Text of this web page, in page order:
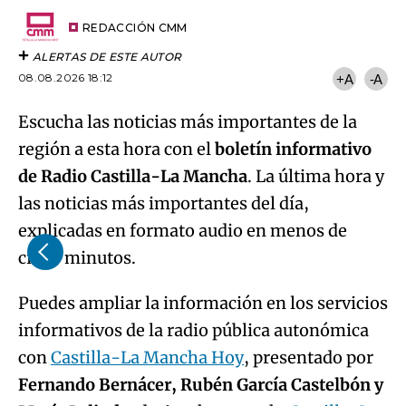
REDACCIÓN CMM
ALERTAS DE ESTE AUTOR
08.08.2026 18:12
+A -A
Escucha las noticias más importantes de la
región a esta hora con elboletín informativo
de Radio Castilla-La Mancha. La última hora y
las noticias más importantes del día,
explicadas en formato audio en menos de
cinco minutos.
Puedes ampliar la información en los servicios
informativos de la radio pública autonómica
conCastilla-La Mancha Hoy, presentado por
Fernando Bernácer, Rubén García Castelbón y